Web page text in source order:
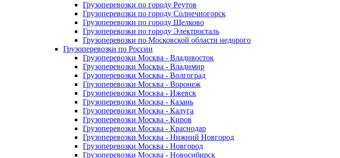
Грузоперевозки по городу Реутов
Грузоперевозки по городу Солнечногорск
Грузоперевозки по городу Щелково
Грузоперевозки по городу Электросталь
Грузоперевозки по Московской области недорого
Грузоперевозки по России
Грузоперевозки Москва - Владивосток
Грузоперевозки Москва - Владимир
Грузоперевозки Москва - Волгоград
Грузоперевозки Москва - Воронеж
Грузоперевозки Москва - Ижевск
Грузоперевозки Москва - Казань
Грузоперевозки Москва - Калуга
Грузоперевозки Москва - Киров
Грузоперевозки Москва - Краснодар
Грузоперевозки Москва - Нижний Новгород
Грузоперевозки Москва - Новгород
Грузоперевозки Москва - Новосибирск